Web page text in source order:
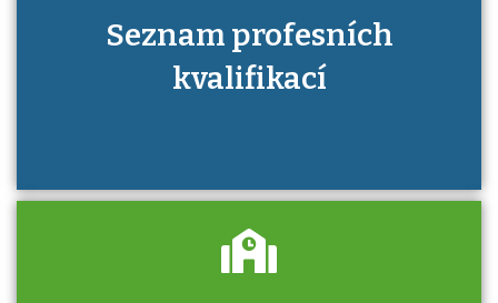
Seznam profesních
kvalifikací